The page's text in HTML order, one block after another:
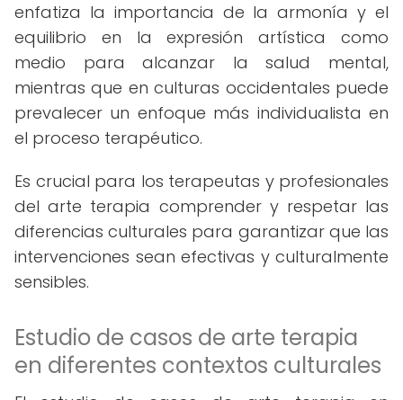
enfatiza la importancia de la armonía y el
equilibrio en la expresión artística como
medio para alcanzar la salud mental,
mientras que en culturas occidentales puede
prevalecer un enfoque más individualista en
el proceso terapéutico.
Es crucial para los terapeutas y profesionales
del arte terapia comprender y respetar las
diferencias culturales para garantizar que las
intervenciones sean efectivas y culturalmente
sensibles.
Estudio de casos de arte terapia
en diferentes contextos culturales